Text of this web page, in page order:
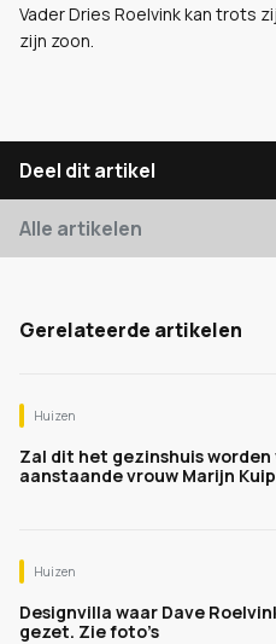
Vader Dries Roelvink kan trots
zijn zoon.
Deel dit artikel
Alle artikelen
Gerelateerde artikelen
Huizen
Zal dit het gezinshuis worden
aanstaande vrouw Marijn
Huizen
Designvilla waar Dave
gezet. Zie foto’s